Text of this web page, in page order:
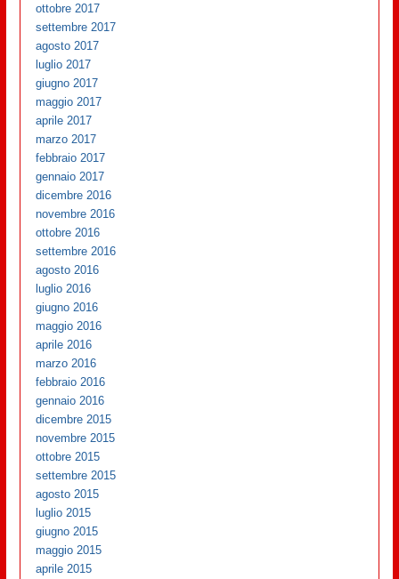
ottobre 2017
settembre 2017
agosto 2017
luglio 2017
giugno 2017
maggio 2017
aprile 2017
marzo 2017
febbraio 2017
gennaio 2017
dicembre 2016
novembre 2016
ottobre 2016
settembre 2016
agosto 2016
luglio 2016
giugno 2016
maggio 2016
aprile 2016
marzo 2016
febbraio 2016
gennaio 2016
dicembre 2015
novembre 2015
ottobre 2015
settembre 2015
agosto 2015
luglio 2015
giugno 2015
maggio 2015
aprile 2015